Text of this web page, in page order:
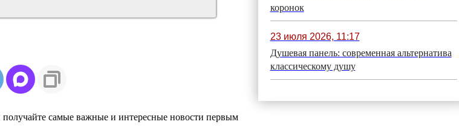
самые важные и интересные новости первым
коронок
23 июля 2026, 11:17
Душевая панель: современная альтернатива
классическому душу